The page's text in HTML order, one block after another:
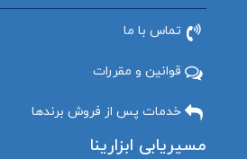
تماس با ما
قوانین و مقررات
خدمات پس از فروش برندها
مسیریابی ابزارینا